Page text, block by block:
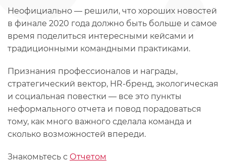
Неофициально — решили, что хороших новостей
в финале 2020 года должно быть больше и самое
время поделиться интересными кейсами и
традиционными командными практиками.
Признания профессионалов и награды,
стратегический вектор, HR-бренд, экологическая
и социальная повестки — все это пункты
неформального отчета и повод порадоваться
тому, как много важного сделала команда и
сколько возможностей впереди.
Знакомьтесь с Отчетом